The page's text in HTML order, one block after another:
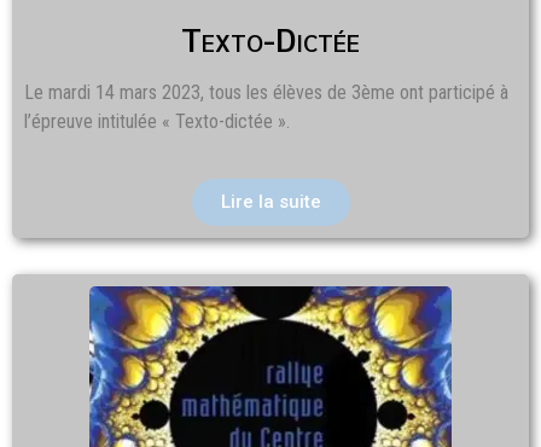
Texto-Dictée
Le mardi 14 mars 2023, tous les élèves de 3ème ont participé à
l’épreuve intitulée « Texto-dictée ».
Lire la suite